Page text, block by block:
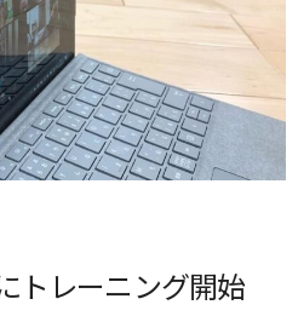
トレーニング開始